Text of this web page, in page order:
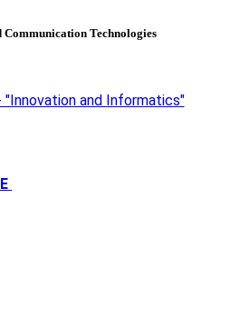
Technologies
"Innovation and Informatics"